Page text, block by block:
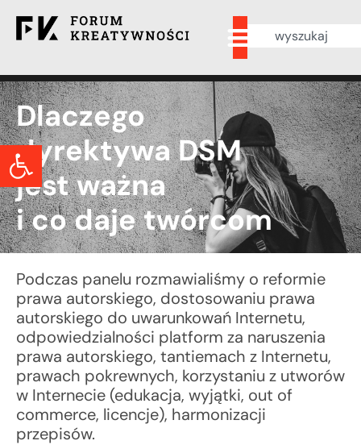
Otwórz pasek narzędzi
Dlaczego
dyrektywa DSM
jest ważna
i co daje twórcom
Podczas panelu rozmawialiśmy o reformie
prawa autorskiego, dostosowaniu prawa
autorskiego do uwarunkowań Internetu,
odpowiedzialności platform za naruszenia
prawa autorskiego, tantiemach z Internetu,
prawach pokrewnych, korzystaniu z utworów
w Internecie (edukacja, wyjątki, out of
commerce, licencje), harmonizacji
przepisów.